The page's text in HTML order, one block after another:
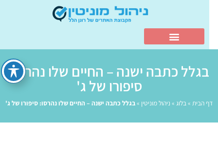
בגלל כתבה ישנה – החיים שלו נהרסו:
סיפורו של ג'
דף הבית» בלוג» ניהול מוניטין» בגלל כתבה ישנה – החיים שלו נהרסו: סיפורו של ג'